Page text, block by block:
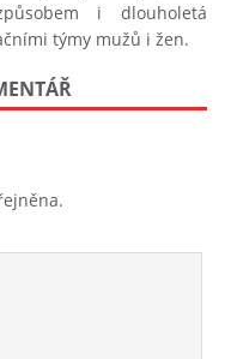
i dlouholetá
týmy mužů i žen.